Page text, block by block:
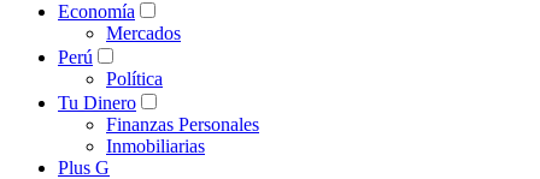
Economía
Mercados
Perú
Política
Tu Dinero
Finanzas Personales
Inmobiliarias
Plus G